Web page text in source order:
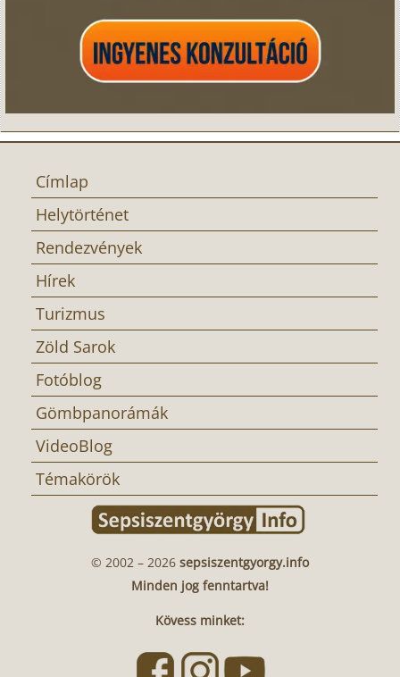
Címlap
Helytörténet
Rendezvények
Hírek
Turizmus
Zöld Sarok
Fotóblog
Gömbpanorámák
VideoBlog
Témakörök
© 2002 – 2026 sepsiszentgyorgy.info
Minden jog fenntartva!
Kövess minket: